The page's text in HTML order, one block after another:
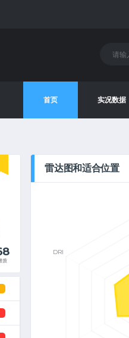
首页 实况数据
质
雷达图和适合位置